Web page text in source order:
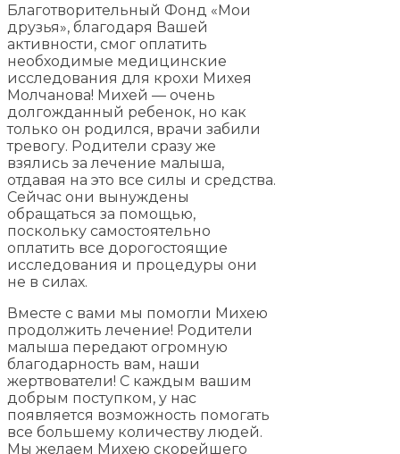
Благотворительный Фонд «Мои
друзья», благодаря Вашей
активности, смог оплатить
необходимые медицинские
исследования для крохи Михея
Молчанова! Михей — очень
долгожданный ребенок, но как
только он родился, врачи забили
тревогу. Родители сразу же
взялись за лечение малыша,
отдавая на это все силы и средства.
Сейчас они вынуждены
обращаться за помощью,
поскольку самостоятельно
оплатить все дорогостоящие
исследования и процедуры они
не в силах.
Вместе с вами мы помогли Михею
продолжить лечение! Родители
малыша передают огромную
благодарность вам, наши
жертвователи! С каждым вашим
добрым поступком, у нас
появляется возможность помогать
все большему количеству людей.
Мы желаем Михею скорейшего